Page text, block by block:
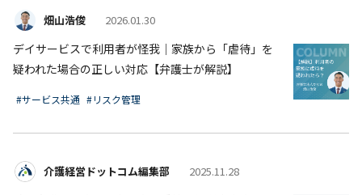
畑山浩俊 2026.01.30
デイサービスで利用者が怪我｜家族から「虐待」を
疑われた場合の正しい対応【弁護士が解説】
#サービス共通 #リスク管理
介護経営ドットコム編集部 2025.11.28